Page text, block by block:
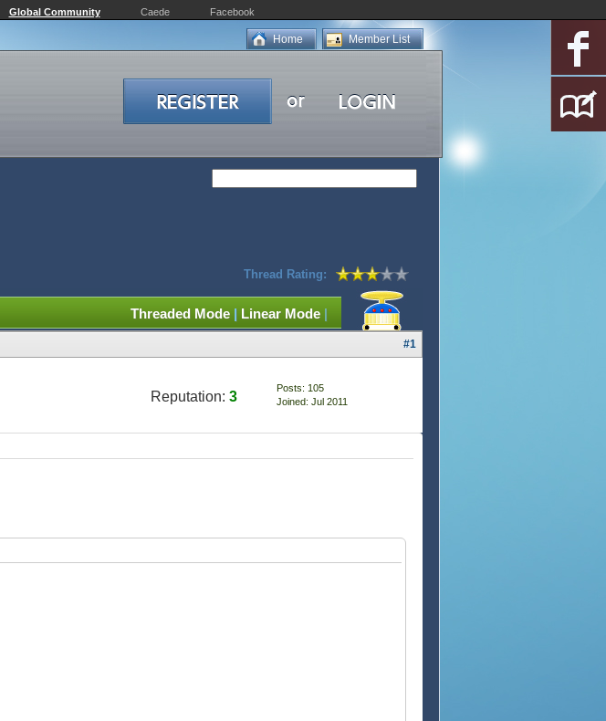
Global Community Caede Facebook
Member List
Home
Thread Rating:
Threaded Mode | Linear Mode |
#1
Reputation: 3
Posts: 105
Joined: Jul 2011